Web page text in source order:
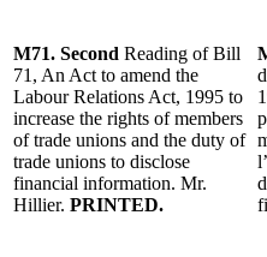
M71. Second Reading of Bill
71, An Act to amend the
Labour Relations Act, 1995 to
increase the rights of members
of trade unions and the duty of
trade unions to disclose
financial information. Mr.
Hillier. PRINTED.